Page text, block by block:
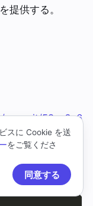
提供する。
58ca6e6
スに Cookie を送
をご覧くださ
同意する